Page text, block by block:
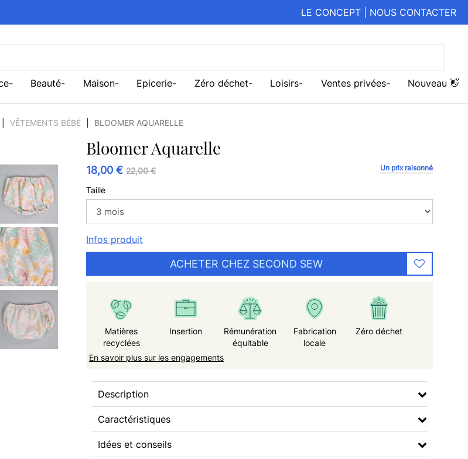
LE CONCEPT NOUS CONTACTER
Beauté Maison Epicerie Zéro déchet Loisirs Ventes privées Nouveau 👋
VÊTEMENTS BÉBÉ BLOOMER AQUARELLE
Bloomer Aquarelle
18,00 € 22,00 € Un prix raisonné
Taille
Infos produit
ACHETER CHEZ SECOND SEW
Matières
recyclées
Insertion
Rémunération
équitable
Fabrication
locale
Zéro déchet
En savoir plus sur les engagements
Description
Caractéristiques
Idées et conseils